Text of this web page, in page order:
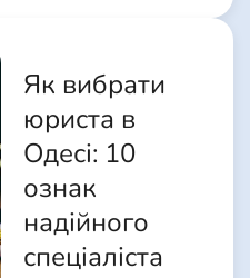
Як вибрати
юриста в
Одесі: 10
ознак
надійного
спеціаліста